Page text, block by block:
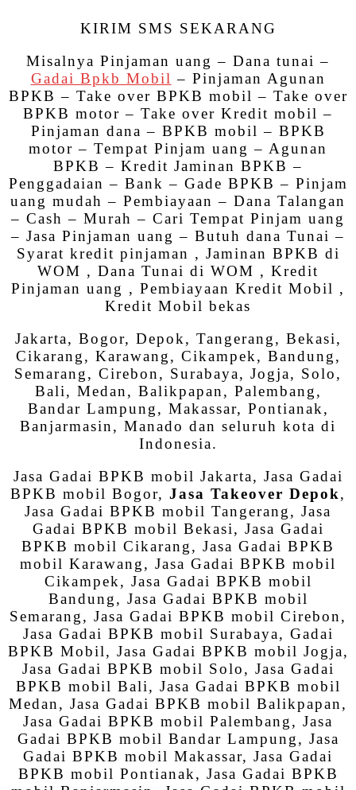
KIRIM SMS SEKARANG
Misalnya Pinjaman uang – Dana tunai –
Gadai Bpkb Mobil – Pinjaman Agunan
BPKB – Take over BPKB mobil – Take over
BPKB motor – Take over Kredit mobil –
Pinjaman dana – BPKB mobil – BPKB
motor – Tempat Pinjam uang – Agunan
BPKB – Kredit Jaminan BPKB –
Penggadaian – Bank – Gade BPKB – Pinjam
uang mudah – Pembiayaan – Dana Talangan
– Cash – Murah – Cari Tempat Pinjam uang
– Jasa Pinjaman uang – Butuh dana Tunai –
Syarat kredit pinjaman , Jaminan BPKB di
WOM , Dana Tunai di WOM , Kredit
Pinjaman uang , Pembiayaan Kredit Mobil ,
Kredit Mobil bekas
Jakarta, Bogor, Depok, Tangerang, Bekasi,
Cikarang, Karawang, Cikampek, Bandung,
Semarang, Cirebon, Surabaya, Jogja, Solo,
Bali, Medan, Balikpapan, Palembang,
Bandar Lampung, Makassar, Pontianak,
Banjarmasin, Manado dan seluruh kota di
Indonesia.
Jasa Gadai BPKB mobil Jakarta, Jasa Gadai
BPKB mobil Bogor, Jasa Takeover Depok,
Jasa Gadai BPKB mobil Tangerang, Jasa
Gadai BPKB mobil Bekasi, Jasa Gadai
BPKB mobil Cikarang, Jasa Gadai BPKB
mobil Karawang, Jasa Gadai BPKB mobil
Cikampek, Jasa Gadai BPKB mobil
Bandung, Jasa Gadai BPKB mobil
Semarang, Jasa Gadai BPKB mobil Cirebon,
Jasa Gadai BPKB mobil Surabaya, Gadai
BPKB Mobil, Jasa Gadai BPKB mobil Jogja,
Jasa Gadai BPKB mobil Solo, Jasa Gadai
BPKB mobil Bali, Jasa Gadai BPKB mobil
Medan, Jasa Gadai BPKB mobil Balikpapan,
Jasa Gadai BPKB mobil Palembang, Jasa
Gadai BPKB mobil Bandar Lampung, Jasa
Gadai BPKB mobil Makassar, Jasa Gadai
BPKB mobil Pontianak, Jasa Gadai BPKB